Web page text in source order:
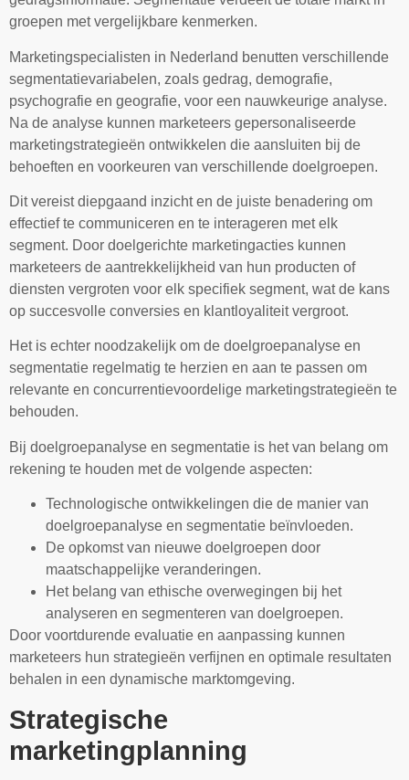
groepen met vergelijkbare kenmerken.
Marketingspecialisten in Nederland benutten verschillende
segmentatievariabelen, zoals gedrag, demografie,
psychografie en geografie, voor een nauwkeurige analyse.
Na de analyse kunnen marketeers gepersonaliseerde
marketingstrategieën ontwikkelen die aansluiten bij de
behoeften en voorkeuren van verschillende doelgroepen.
Dit vereist diepgaand inzicht en de juiste benadering om
effectief te communiceren en te interageren met elk
segment. Door doelgerichte marketingacties kunnen
marketeers de aantrekkelijkheid van hun producten of
diensten vergroten voor elk specifiek segment, wat de kans
op succesvolle conversies en klantloyaliteit vergroot.
Het is echter noodzakelijk om de doelgroepanalyse en
segmentatie regelmatig te herzien en aan te passen om
relevante en concurrentievoordelige marketingstrategieën te
behouden.
Bij doelgroepanalyse en segmentatie is het van belang om
rekening te houden met de volgende aspecten:
Technologische ontwikkelingen die de manier van
doelgroepanalyse en segmentatie beïnvloeden.
De opkomst van nieuwe doelgroepen door
maatschappelijke veranderingen.
Het belang van ethische overwegingen bij het
analyseren en segmenteren van doelgroepen.
Door voortdurende evaluatie en aanpassing kunnen
marketeers hun strategieën verfijnen en optimale resultaten
behalen in een dynamische marktomgeving.
Strategische
marketingplanning